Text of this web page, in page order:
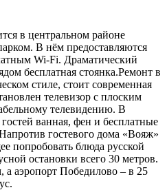
в центральном районе
В нём предоставляются
Wi-Fi. Драматический
бесплатная стоянка.Ремонт в
стиле, стоит современная
телевизор с плоским
телевидению. В
ванная, фен и бесплатные
гостевого дома «Вояж»
попробовать блюда русской
остановки всего 30 метров.
аэропорт Победилово – в 25